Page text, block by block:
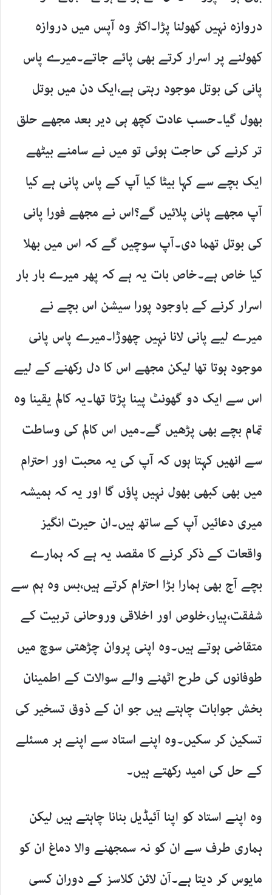
دروازہ نہیں کھولنا پڑا۔اکثر وہ آپس میں دروازہ
کھولنے پر اسرار کرتے بھی پائے جاتے۔میرے پاس
پانی کی بوتل موجود رہتی ہے،ایک دن میں بوتل
بھول گیا۔حسب عادت کچھ ہی دیر بعد مجھے حلق
تر کرنے کی حاجت ہوئی تو میں نے سامنے بیٹھے
ایک بچے سے کہا بیٹا کیا آپ کے پاس پانی ہے کیا
آپ مجھے پانی پلائیں گے؟اس نے مجھے فورا پانی
کی بوتل تھما دی۔آپ سوچیں گے کہ اس میں بھلا
کیا خاص ہے۔خاص بات یہ ہے کہ پھر میرے بار بار
اسرار کرنے کے باوجود پورا سیشن اس بچے نے
میرے لیے پانی لانا نہیں چھوڑا۔میرے پاس پانی
موجود ہوتا تھا لیکن مجھے اس کا دل رکھنے کے لیے
اس سے ایک دو گھونٹ پینا پڑتا تھا۔یہ کالم یقینا وہ
تمام بچے بھی پڑھیں گے۔میں اس کالم کی وساطت
سے انھیں کہتا ہوں کہ آپ کی یہ محبت اور احترام
میں بھی کبھی بھول نہیں پاؤں گا اور یہ کہ ہمیشہ
میری دعائیں آپ کے ساتھ ہیں۔ان حیرت انگیز
واقعات کے ذکر کرنے کا مقصد یہ ہے کہ ہمارے
بچے آج بھی ہمارا بڑا احترام کرتے ہیں،بس وہ ہم سے
شفقت،پیار،خلوص اور اخلاقی وروحانی تربیت کے
متقاضی ہوتے ہیں۔وہ اپنی پروان چڑھتی سوچ میں
طوفانوں کی طرح اٹھنے والے سوالات کے اطمینان
بخش جوابات چاہتے ہیں جو ان کے ذوق تسخیر کی
تسکین کر سکیں۔وہ اپنے استاد سے اپنے ہر مسئلے
کے حل کی امید رکھتے ہیں۔
وہ اپنے استاد کو اپنا آئیڈیل بنانا چاہتے ہیں لیکن
ہماری طرف سے ان کو نہ سمجھنے والا دماغ ان کو
مایوس کر دیتا ہے۔آن لائن کلاسز کے دوران کسی